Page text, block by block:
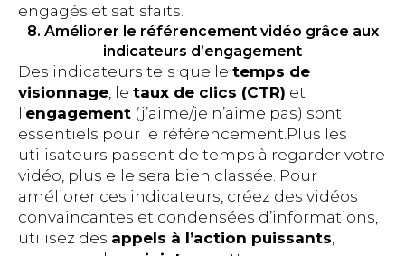
engagés et satisfaits.
8. Améliorer le référencement vidéo grâce aux
indicateurs d’engagement
Des indicateurs tels que le temps de
visionnage, le taux de clics (CTR) et
l’engagement (j’aime/je n’aime pas) sont
essentiels pour le référencement.Plus les
utilisateurs passent de temps à regarder votre
vidéo, plus elle sera bien classée. Pour
améliorer ces indicateurs, créez des vidéos
convaincantes et condensées d’informations,
utilisez des appels à l’action puissants,